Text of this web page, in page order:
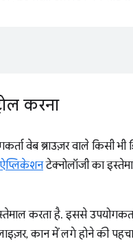
करना
वेब ब्राउज़र वाले किसी भी
ऐप्लिकेशनटेक्नोलॉजी का
करता है. इससे
कान में लगे होने की